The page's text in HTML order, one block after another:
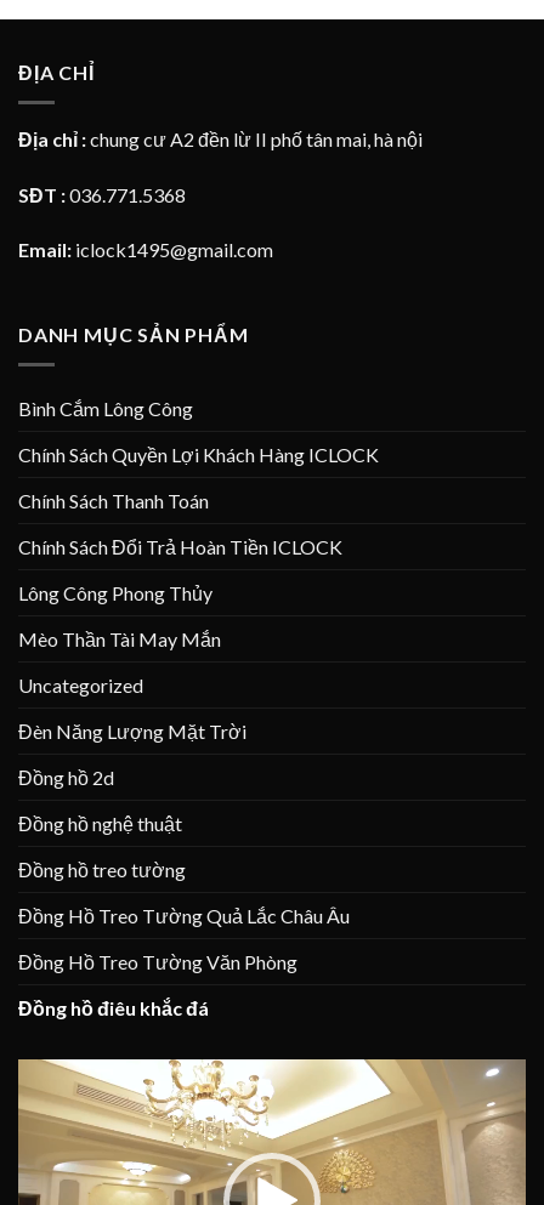
ĐỊA CHỈ
Địa chỉ :chung cư A2 đền lừ II phố tân mai, hà nội
SĐT :036.771.5368
Email: iclock1495@gmail.com
DANH MỤC SẢN PHẨM
Bình Cắm Lông Công
Chính Sách Quyền Lợi Khách Hàng ICLOCK
Chính Sách Thanh Toán
Chính Sách Đổi Trả Hoàn Tiền ICLOCK
Lông Công Phong Thủy
Mèo Thần Tài May Mắn
Uncategorized
Đèn Năng Lượng Mặt Trời
Đồng hồ 2d
Đồng hồ nghệ thuật
Đồng hồ treo tường
Đồng Hồ Treo Tường Quả Lắc Châu Âu
Đồng Hồ Treo Tường Văn Phòng
Đồng hồ điêu khắc đá
Trình
chơi